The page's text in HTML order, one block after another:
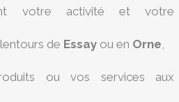
votre activité et votre
de Essay ou en Orne,
ou vos services aux